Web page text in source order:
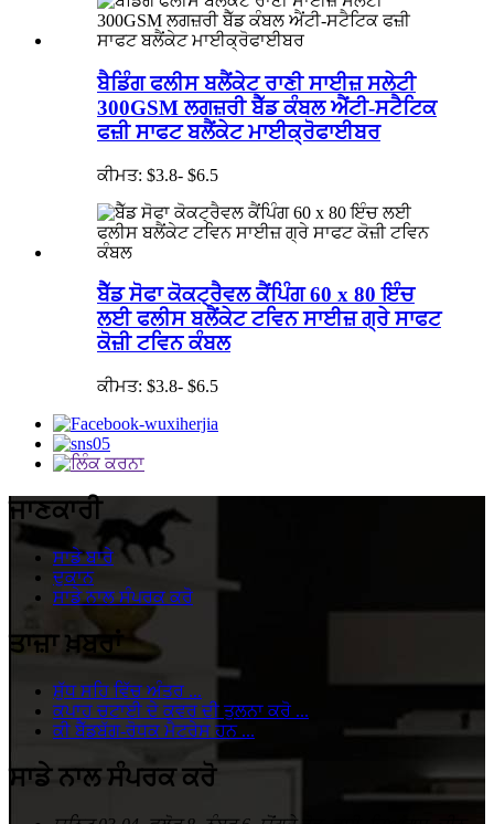
ਬੈਡਿੰਗ ਫਲੀਸ ਬਲੈਂਕੇਟ ਰਾਣੀ ਸਾਈਜ਼ ਸਲੇਟੀ
300GSM ਲਗਜ਼ਰੀ ਬੈੱਡ ਕੰਬਲ ਐਂਟੀ-ਸਟੈਟਿਕ
ਫਜ਼ੀ ਸਾਫਟ ਬਲੈਂਕੇਟ ਮਾਈਕ੍ਰੋਫਾਈਬਰ
ਕੀਮਤ: $3.8- $6.5
ਬੈੱਡ ਸੋਫਾ ਕੋਕਟ੍ਰੈਵਲ ਕੈਂਪਿੰਗ 60 x 80 ਇੰਚ
ਲਈ ਫਲੀਸ ਬਲੈਂਕੇਟ ਟਵਿਨ ਸਾਈਜ਼ ਗ੍ਰੇ ਸਾਫਟ
ਕੋਜ਼ੀ ਟਵਿਨ ਕੰਬਲ
ਕੀਮਤ: $3.8- $6.5
ਜਾਣਕਾਰੀ
ਸਾਡੇ ਬਾਰੇ
ਦੁਕਾਨ
ਸਾਡੇ ਨਾਲ ਸੰਪਰਕ ਕਰੋ
ਤਾਜ਼ਾ ਖ਼ਬਰਾਂ
ਸ਼ੁੱਧ ਸਹਿ ਵਿੱਚ ਅੰਤਰ ...
ਕਪਾਹ ਚਟਾਈ ਦੇ ਕਵਰ ਦੀ ਤੁਲਨਾ ਕਰੋ ...
ਕੀ ਬੈੱਡਬੱਗ-ਰੋਧਕ ਮੈਟਰੇਸ ਹਨ ...
ਸਾਡੇ ਨਾਲ ਸੰਪਰਕ ਕਰੋ